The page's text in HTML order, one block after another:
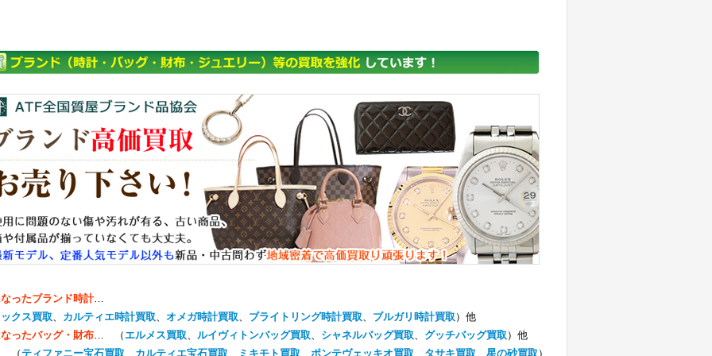
ったブランド時計…
クス買取、 カルティエ時計買取、 オメガ時計買取、 ブライトリング時計買取、 ブルガリ時計買取 ）他
ったバッグ・財布… （ エルメス買取、 ルイヴィトンバッグ買取、 シャネルバッグ買取、 グッチバッグ買取 ）他
（ティファニー宝石買取 カルティエ宝石買取 ミキモト買取 ポンテヴェッキオ買取 タサキ買取 星の砂買取 ）